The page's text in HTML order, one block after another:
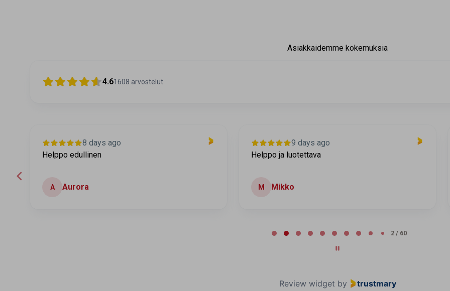
Asiakkaidemme kokemuksia
4.61608 arvostelut
8 days ago
Helppo edullinen
A Aurora
9 days ago
Helppo ja luotettava
M Mikko
2 / 60
Review widget by trustmary